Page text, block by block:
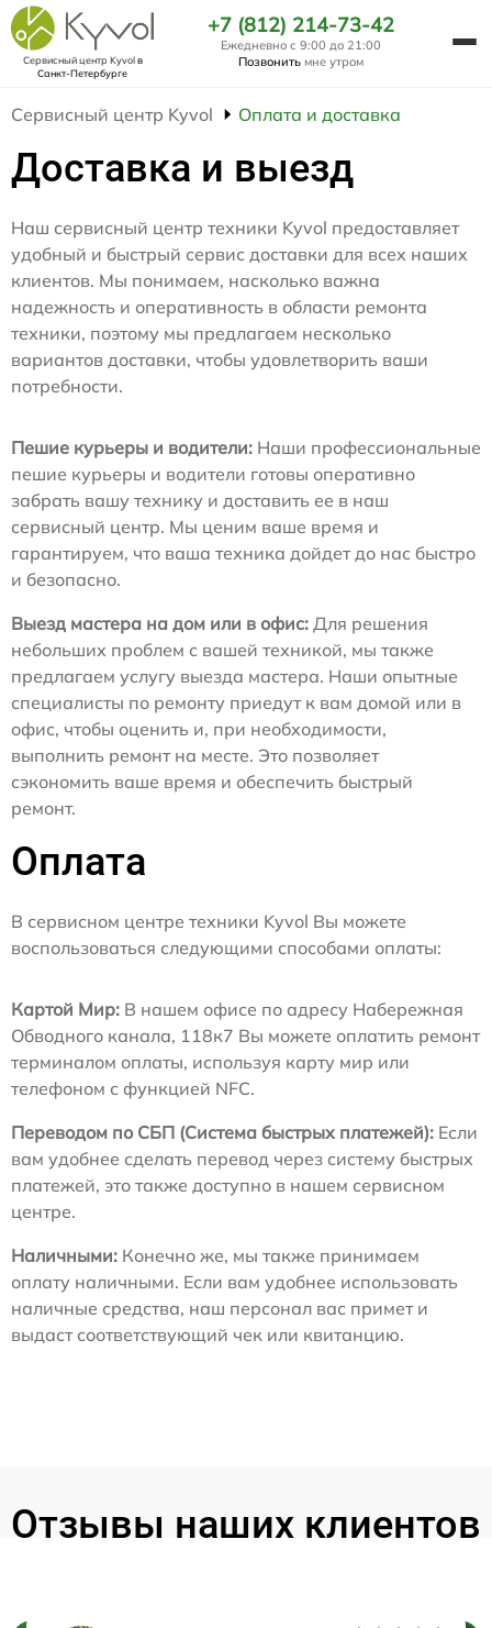
Сервисный центр Kyvolв
Санкт-Петербурге
+7 (812) 214-73-42
Ежедневно с 9:00 до 21:00
Позвонить мне утром
Сервисный центр Kyvol Оплата и доставка
Доставка и выезд
Наш сервисный центр техники Kyvol предоставляет
удобный и быстрый сервис доставки для всех наших
клиентов. Мы понимаем, насколько важна
надежность и оперативность в области ремонта
техники, поэтому мы предлагаем несколько
вариантов доставки, чтобы удовлетворить ваши
потребности.
Пешие курьеры и водители: Наши профессиональные
пешие курьеры и водители готовы оперативно
забрать вашу технику и доставить ее в наш
сервисный центр. Мы ценим ваше время и
гарантируем, что ваша техника дойдет до нас быстро
и безопасно.
Выезд мастера на дом или в офис: Для решения
небольших проблем с вашей техникой, мы также
предлагаем услугу выезда мастера. Наши опытные
специалисты по ремонту приедут к вам домой или в
офис, чтобы оценить и, при необходимости,
выполнить ремонт на месте. Это позволяет
сэкономить ваше время и обеспечить быстрый
ремонт.
Оплата
В сервисном центре техники Kyvol Вы можете
воспользоваться следующими способами оплаты:
Картой Мир: В нашем офисе по адресу Набережная
Обводного канала, 118к7 Вы можете оплатить ремонт
терминалом оплаты, используя карту мир или
телефоном с функцией NFC.
Переводом по СБП (Система быстрых платежей): Если
вам удобнее сделать перевод через систему быстрых
платежей, это также доступно в нашем сервисном
центре.
Наличными: Конечно же, мы также принимаем
оплату наличными. Если вам удобнее использовать
наличные средства, наш персонал вас примет и
выдаст соответствующий чек или квитанцию.
Отзывы наших клиентов